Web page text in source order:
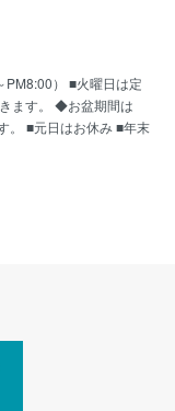
） ■火曜日は定
ます。 ◆お盆期間は
。 ■元日はお休み ■年末